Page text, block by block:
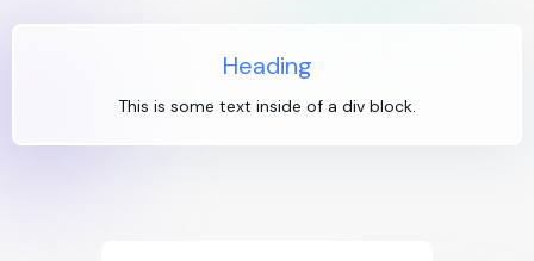
Heading
This is some text inside of a div block.